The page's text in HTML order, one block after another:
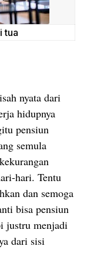
tua
nyata dari
hidupnya
pensiun
semula
hari. Tentu
dan semoga
bisa pensiun
justru menjadi
dari sisi